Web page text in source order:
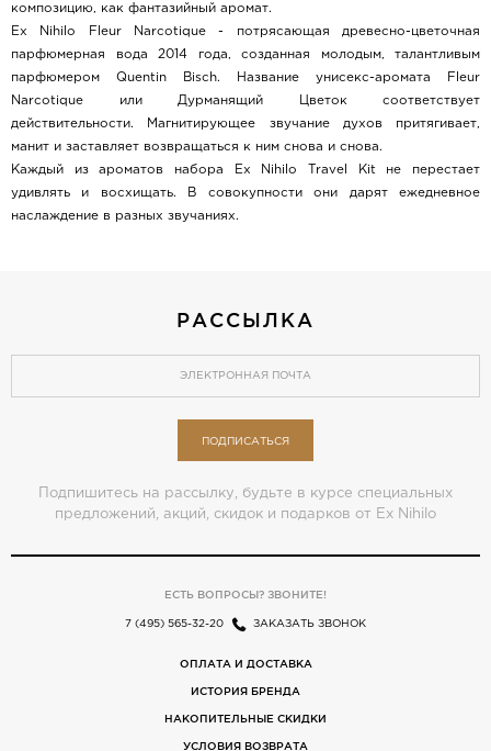
композицию, как фантазийный аромат.
Ex Nihilo Fleur Narcotique - потрясающая древесно-цветочная
парфюмерная вода 2014 года, созданная молодым, талантливым
парфюмером Quentin Bisch. Название унисекс-аромата Fleur
Narcotique или Дурманящий Цветок соответствует
действительности. Магнитирующее звучание духов притягивает,
манит и заставляет возвращаться к ним снова и снова.
Каждый из ароматов набора Ex Nihilo Travel Kit не перестает
удивлять и восхищать. В совокупности они дарят ежедневное
наслаждение в разных звучаниях.
РАССЫЛКА
ПОДПИСАТЬСЯ
Подпишитесь на рассылку, будьте в курсе специальных
предложений, акций, скидок и подарков от Ex Nihilo
ЕСТЬ ВОПРОСЫ? ЗВОНИТЕ!
7 (495) 565-32-20 ЗАКАЗАТЬ ЗВОНОК
ОПЛАТА И ДОСТАВКА
ИСТОРИЯ БРЕНДА
НАКОПИТЕЛЬНЫЕ СКИДКИ
УСЛОВИЯ ВОЗВРАТА